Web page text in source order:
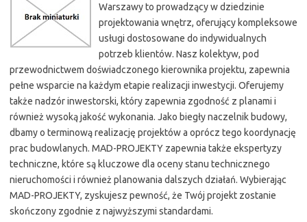
Warszawy to prowadzący w dziedzinie
projektowania wnętrz, oferujący kompleksowe
usługi dostosowane do indywidualnych
potrzeb klientów. Nasz kolektyw, pod
przewodnictwem doświadczonego kierownika projektu, zapewnia
pełne wsparcie na każdym etapie realizacji inwestycji. Oferujemy
także nadzór inwestorski, który zapewnia zgodność z planami i
również wysoką jakość wykonania. Jako biegły naczelnik budowy,
dbamy o terminową realizację projektów a oprócz tego koordynację
prac budowlanych. MAD-PROJEKTY zapewnia także ekspertyzy
techniczne, które są kluczowe dla oceny stanu technicznego
nieruchomości i również planowania dalszych działań. Wybierając
MAD-PROJEKTY, zyskujesz pewność, że Twój projekt zostanie
skończony zgodnie z najwyższymi standardami.